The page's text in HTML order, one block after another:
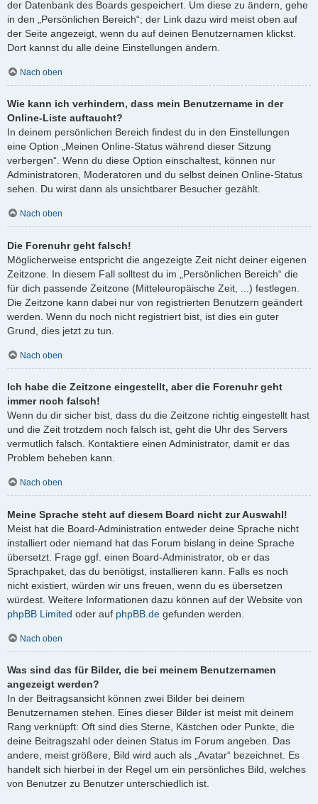
der Datenbank des Boards gespeichert. Um diese zu ändern, gehe
in den „Persönlichen Bereich“; der Link dazu wird meist oben auf
der Seite angezeigt, wenn du auf deinen Benutzernamen klickst.
Dort kannst du alle deine Einstellungen ändern.
Nach oben
Wie kann ich verhindern, dass mein Benutzername in der
Online-Liste auftaucht?
In deinem persönlichen Bereich findest du in den Einstellungen
eine Option „Meinen Online-Status während dieser Sitzung
verbergen“. Wenn du diese Option einschaltest, können nur
Administratoren, Moderatoren und du selbst deinen Online-Status
sehen. Du wirst dann als unsichtbarer Besucher gezählt.
Nach oben
Die Forenuhr geht falsch!
Möglicherweise entspricht die angezeigte Zeit nicht deiner eigenen
Zeitzone. In diesem Fall solltest du im „Persönlichen Bereich“ die
für dich passende Zeitzone (Mitteleuropäische Zeit, ...) festlegen.
Die Zeitzone kann dabei nur von registrierten Benutzern geändert
werden. Wenn du noch nicht registriert bist, ist dies ein guter
Grund, dies jetzt zu tun.
Nach oben
Ich habe die Zeitzone eingestellt, aber die Forenuhr geht
immer noch falsch!
Wenn du dir sicher bist, dass du die Zeitzone richtig eingestellt hast
und die Zeit trotzdem noch falsch ist, geht die Uhr des Servers
vermutlich falsch. Kontaktiere einen Administrator, damit er das
Problem beheben kann.
Nach oben
Meine Sprache steht auf diesem Board nicht zur Auswahl!
Meist hat die Board-Administration entweder deine Sprache nicht
installiert oder niemand hat das Forum bislang in deine Sprache
übersetzt. Frage ggf. einen Board-Administrator, ob er das
Sprachpaket, das du benötigst, installieren kann. Falls es noch
nicht existiert, würden wir uns freuen, wenn du es übersetzen
würdest. Weitere Informationen dazu können auf der Website von
phpBB Limited oder auf phpBB.de gefunden werden.
Nach oben
Was sind das für Bilder, die bei meinem Benutzernamen
angezeigt werden?
In der Beitragsansicht können zwei Bilder bei deinem
Benutzernamen stehen. Eines dieser Bilder ist meist mit deinem
Rang verknüpft: Oft sind dies Sterne, Kästchen oder Punkte, die
deine Beitragszahl oder deinen Status im Forum angeben. Das
andere, meist größere, Bild wird auch als „Avatar“ bezeichnet. Es
handelt sich hierbei in der Regel um ein persönliches Bild, welches
von Benutzer zu Benutzer unterschiedlich ist.